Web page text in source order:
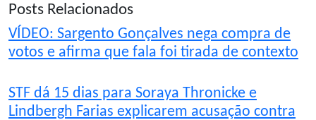
Posts Relacionados
VÍDEO: Sargento Gonçalves nega compra de
votos e afirma que fala foi tirada de contexto
STF dá 15 dias para Soraya Thronicke e
Lindbergh Farias explicarem acusação contra